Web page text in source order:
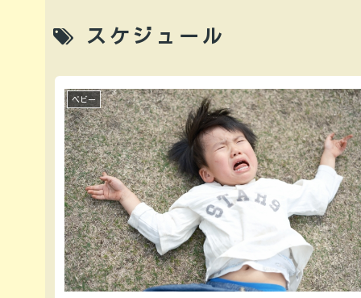
スケジュール
ベビー